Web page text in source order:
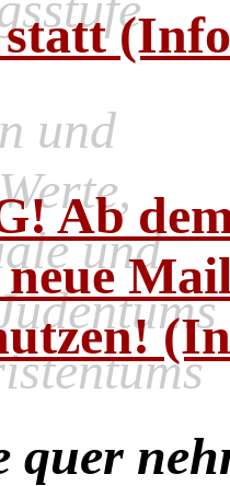
statt (Info
Ab
neue
quer
und
und